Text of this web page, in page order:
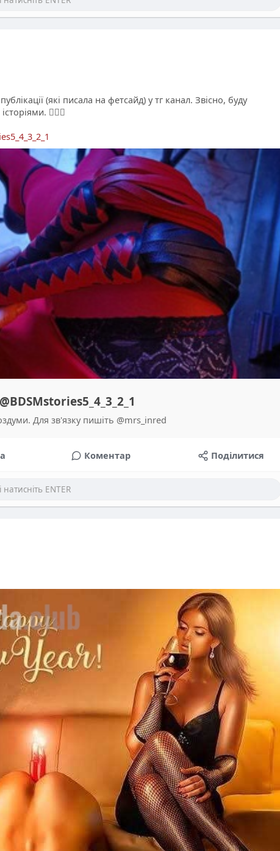
(які писала на фетсайд) у тг канал. Звісно, буду
❤‍🔥👠
Для зв'язку пишіть @mrs_inred
Коментар Поділитися